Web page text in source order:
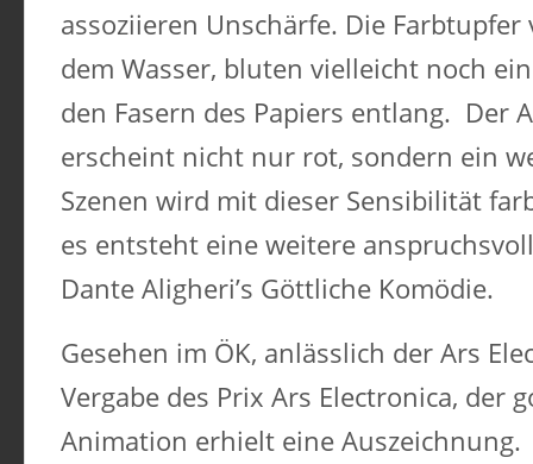
assoziieren Unschärfe. Die
dem Wasser, bluten vielleicht noch
den Fasern des Papiers entlang. Der
erscheint nicht nur rot, sondern ein
Szenen wird mit dieser Sensibilität
es entsteht eine weitere
Dante Aligheri’s Göttliche Komödie.
Gesehen im ÖK, anlässlich der Ars
Vergabe des Prix Ars Electronica, der
Animation erhielt eine Auszeichnung.